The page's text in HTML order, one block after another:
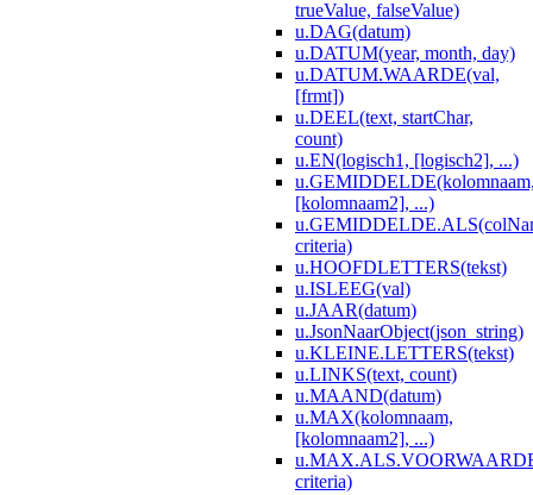
trueValue, falseValue)
u.DAG(datum)
u.DATUM(year, month, day)
u.DATUM.WAARDE(val,
[frmt])
u.DEEL(text, startChar,
count)
u.EN(logisch1, [logisch2], ...)
[kolomnaam2], ...)
criteria)
u.HOOFDLETTERS(tekst)
u.ISLEEG(val)
u.JAAR(datum)
u.JsonNaarObject(json_string)
u.KLEINE.LETTERS(tekst)
u.LINKS(text, count)
u.MAAND(datum)
u.MAX(kolomnaam,
[kolomnaam2], ...)
criteria)